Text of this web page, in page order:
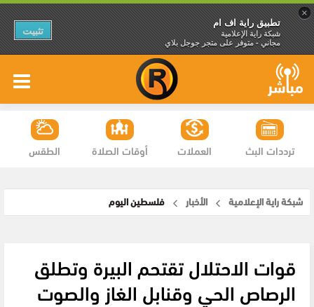
×
تطبيق راية اف ام
شبكة راية الإعلامية
مجاني - متوفر على متجر جوجل بلاي
تثبيت
الطقس أوقات الصلاة العملات ترددات البث
شبكة راية الإعلامية الأخبار فلسطين اليوم
قوات الاحتلال تقتحم البيرة وتطلق
الرصاص الحي وقنابل الغاز والصوت